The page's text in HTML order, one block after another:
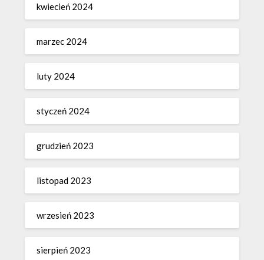
kwiecień 2024
marzec 2024
luty 2024
styczeń 2024
grudzień 2023
listopad 2023
wrzesień 2023
sierpień 2023